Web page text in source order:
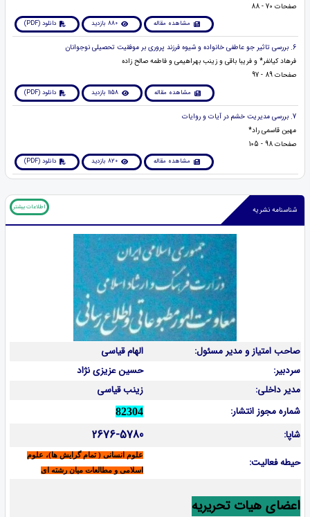
صفحات 70 - 88
مشاهده مقاله 880 بازدید دانلود (PDF)
6. بررسی تاثیر جو عاطفی خانواده و شیوه فرزند پروری بر موفقیت تحصیلی نوجوانان
فرهاد کیانفر* و فریبا باقی و زینب بهراهیمی و فاطمه صالح زاده
صفحات 89 - 97
مشاهده مقاله 1158 بازدید دانلود (PDF)
7. بررسی مدیریت خشم در آیات و روایات
مهین قاسمی راد*
صفحات 98 - 105
مشاهده مقاله 820 بازدید دانلود (PDF)
شناسنامه نشریه اطلاعات بیشتر
صاحب امتیاز و مدیر مسئول:
الهام قیاسی
سردبیر:
حسین عزیزی نژاد
مدیر داخلی:
زینب قیاسی
شماره مجوز انتشار:
82304
شاپا: 2676-5780
حیطه فعالیت:
علوم انسانی ( تمام گرایش ها)، علوم
اسلامی و مطالعات میان رشته ای
اعضای هیات تحریریه